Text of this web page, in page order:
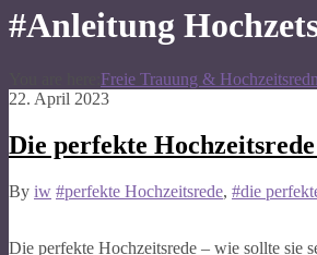
#Anleitung
Freie Trauung &
22. April 2023
Die perfekte
By iw #perfekte Hochzeitsrede, #die
Die perfekte Hochzeitsrede – wie sollte sie